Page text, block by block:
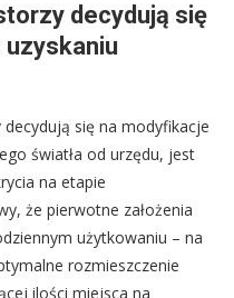
decydują się
uzyskaniu
się na modyfikacje
światła od urzędu, jest
na etapie
że pierwotne założenia
użytkowaniu – na
rozmieszczenie
ilości miejsca na